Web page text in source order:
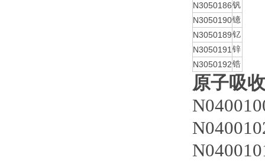
N3050186钒
N3050190镱
N3050189钇
N3050191 锌
N3050192锆
原子吸